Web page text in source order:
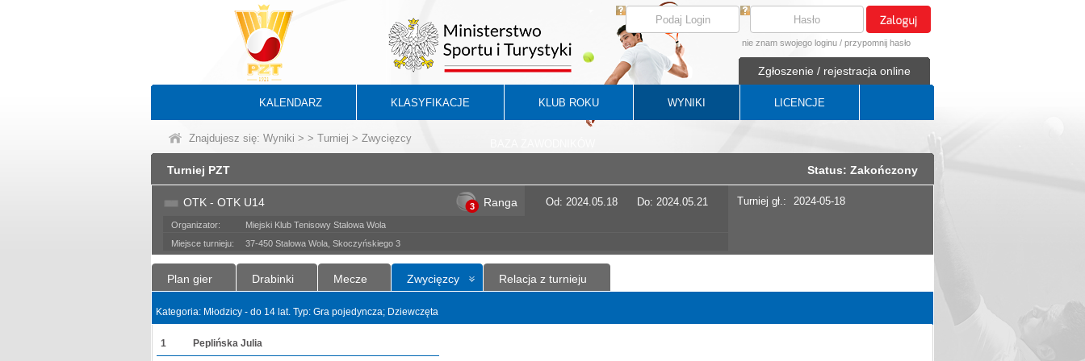
nie znam swojego loginu / przypomnij hasło
Zgłoszenie / rejestracja online
KALENDARZ KLASYFIKACJE KLUB ROKU WYNIKI LICENCJE
Znajdujesz się: Wyniki > > Turniej > Zwycięzcy
Turniej PZT Status: Zakończony
OTK - OTK U14 3 Ranga Od: 2024.05.18 Do: 2024.05.21
Organizator:
Miejski Klub Tenisowy Stalowa Wola
Miejsce turnieju:
37-450 Stalowa Wola, Skoczyńskiego 3
Turniej gł.: 2024-05-18
Plan gier Drabinki Mecze Zwycięzcy Relacja z turnieju
Kategoria: Młodzicy - do 14 lat. Typ: Gra pojedyncza; Dziewczęta
1 Peplińska Julia